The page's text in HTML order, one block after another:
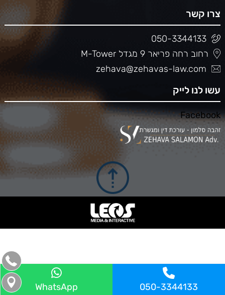
צרו קשר
050-3344133
רחוב רחה פריאר 9 מגדל M-Tower
zehava@zehavas-law.com
עשו לנו לייק
Facebook
050-3344133
WhatsApp